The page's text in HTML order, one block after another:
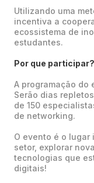
Utilizando uma
incentiva a
ecossistema de
estudantes.
Por que participar?
A programação do
Serão dias
de 150
de networking.
O evento é o lugar
setor, explorar
tecnologias que
digitais!